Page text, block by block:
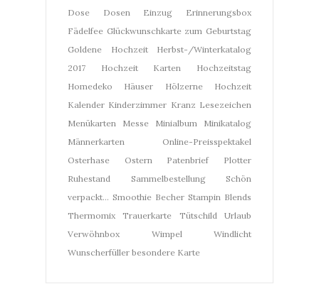
Dose
Dosen Einzug
Erinnerungsbox
Fädelfee Glückwunschkarte zum Geburtstag
Goldene Hochzeit
Herbst-/Winterkatalog
2017
Hochzeit Karten
Hochzeitstag
Homedeko
Häuser
Hölzerne Hochzeit
Kalender Kinderzimmer Kranz Lesezeichen
Menükarten
Messe Minialbum
Minikatalog
Männerkarten
Online-Preisspektakel
Osterhase
Ostern Patenbrief
Plotter
Ruhestand
Sammelbestellung
Schön
verpackt... Smoothie Becher Stampin Blends
Thermomix
Trauerkarte Tütschild
Urlaub
Verwöhnbox
Wimpel
Windlicht
Wunscherfüller besondere Karte